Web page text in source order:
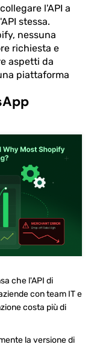
l'API a
stessa.
nessuna
richiesta e
aspetti da
piattaforma
che l'API di
con team IT e
costa più di
la versione di